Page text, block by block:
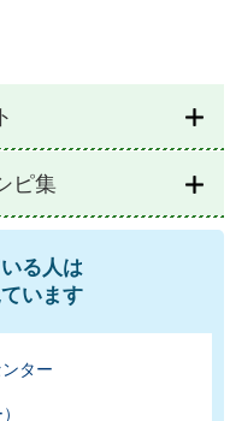
ピ集
る人は
います
ター